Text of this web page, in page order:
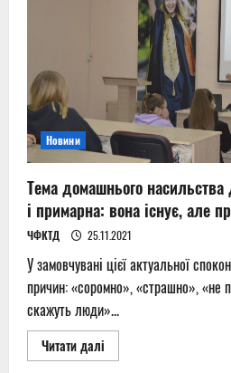
Новини
Тема домашнього
і примарна: вона існує, але
ЧФКТД 25.11.2021
У замовчувані цієї актуальної
причин: «соромно», «страшно», «не
скажуть люди»...
Читати далі
more